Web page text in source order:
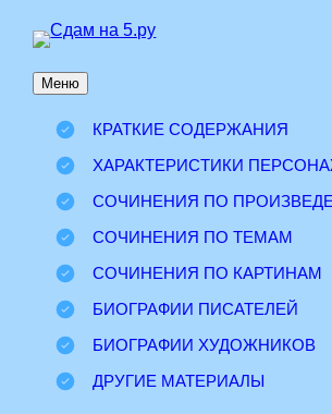
Перейти
содержимому
Меню
КРАТКИЕ СОДЕРЖАНИЯ
ХАРАКТЕРИСТИКИ
СОЧИНЕНИЯ ПО
СОЧИНЕНИЯ ПО ТЕМАМ
СОЧИНЕНИЯ ПО КАРТИНАМ
БИОГРАФИИ ПИСАТЕЛЕЙ
БИОГРАФИИ ХУДОЖНИКОВ
ДРУГИЕ МАТЕРИАЛЫ